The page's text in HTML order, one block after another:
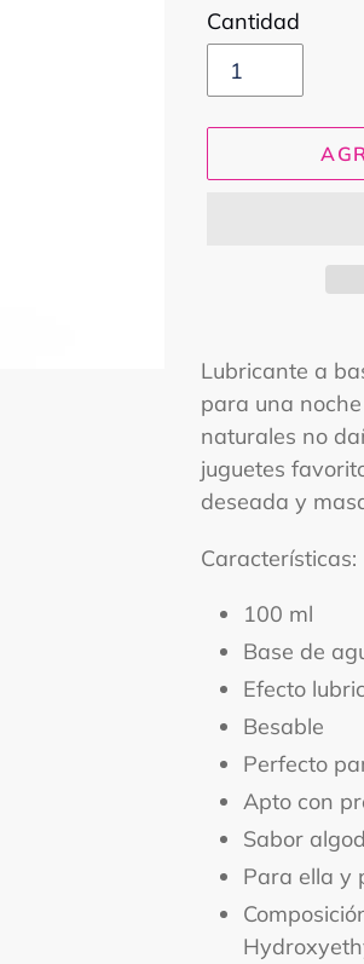
Cantidad
el
producto
a
tu
carrito
Lubricante a
para una
naturales no
juguetes
deseada y
Características:
100 ml
Base de
Efecto
Besable
Perfecto
Apto con
Sabor
Para ella y